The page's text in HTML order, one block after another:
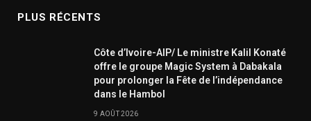
PLUS RÉCENTS
Côte d’Ivoire-AIP/ Le ministre Kalil Konaté
offre le groupe Magic System à Dabakala
pour prolonger la Fête de l’indépendance
dans le Hambol
9 AOÛT 2026